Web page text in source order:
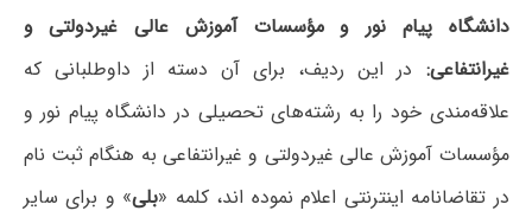
دانشگاه پیام نور و مؤسسات آموزش عالی غیردولتی و
غیرانتفاعی: در این ردیف، برای آن دسته از داوطلبانی که
علاقه‌مندی خود را به رشته‌های تحصیلی در دانشگاه پیام نور و
مؤسسات آموزش عالی غیردولتی و غیرانتفاعی به هنگام ثبت نام
در تقاضانامه اینترنتی اعلام نموده اند، کلمه «بلی» و برای سایر